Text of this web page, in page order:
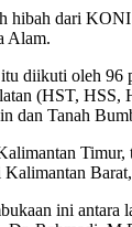
hibah dari
Alam.
diikuti oleh 96
(HST, HSS,
dan Tanah
Timur,
Kalimantan
ini antara